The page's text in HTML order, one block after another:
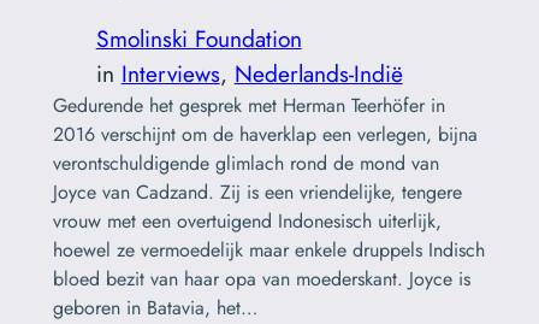
Smolinski Foundation
in Interviews, Nederlands-Indië
Gedurende het gesprek met Herman Teerhöfer in
2016 verschijnt om de haverklap een verlegen, bijna
verontschuldigende glimlach rond de mond van
Joyce van Cadzand. Zij is een vriendelijke, tengere
vrouw met een overtuigend Indonesisch uiterlijk,
hoewel ze vermoedelijk maar enkele druppels Indisch
bloed bezit van haar opa van moederskant. Joyce is
geboren in Batavia, het…